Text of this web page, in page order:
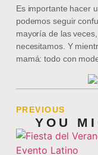
Es importante hacer
podemos seguir
mayoría de las
necesitamos. Y
mamá: todo con
PREVIOUS
YOU